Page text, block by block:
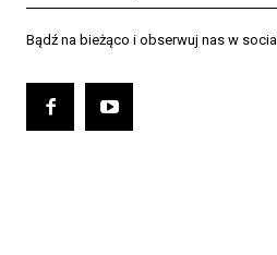
Bądź na bieżąco i obserwuj nas w